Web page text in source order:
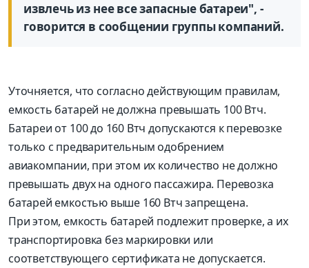
извлечь из нее все запасные батареи", -
говорится в сообщении группы компаний.
Уточняется, что согласно действующим правилам,
емкость батарей не должна превышать 100 Втч.
Батареи от 100 до 160 Втч допускаются к перевозке
только с предварительным одобрением
авиакомпании, при этом их количество не должно
превышать двух на одного пассажира. Перевозка
батарей емкостью выше 160 Втч запрещена.
При этом, емкость батарей подлежит проверке, а их
транспортировка без маркировки или
соответствующего сертификата не допускается.